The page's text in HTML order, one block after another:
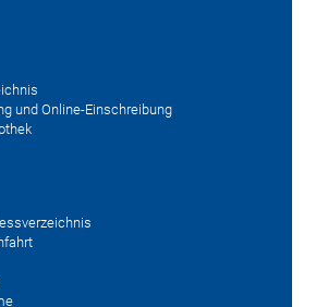
und Online-Einschreibung